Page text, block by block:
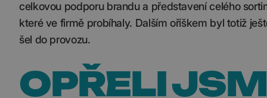
celkovou podporu brandu a představení celého
které ve firmě probíhaly. Dalším oříškem byl totiž
šel do provozu.
OPŘELI